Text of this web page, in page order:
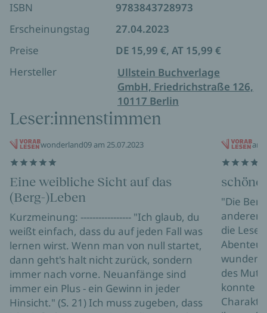
gern ordentlich Höhenmeter sammelt und dem
Reiz der hohen Berge verfallen ist. Die
Bergfreundinnen nehmen ihre Leserinnen und
Leser mit auf ihre Touren, treffen starke und
inspirierende Bergfrauen, setzen sich mit all den
spannenden Themen auseinander, die das Leben
mit den Bergen bietet und haben dazu eine Menge
Tipps auf Lager.
ISBN
9783843728973
Erscheinungstag
27.04.2023
Preise
DE 15,99 €, AT 15,99 €
Hersteller
Ullstein Buchverlage
GmbH, Friedrichstraße 126,
10117 Berlin
Leser:innenstimmen
wonderland09 am 25.07.2023
Eine weibliche Sicht auf das
(Berg-)Leben
Kurzmeinung: ----------------- "Ich glaub, du
weißt einfach, dass du auf jeden Fall was
lernen wirst. Wenn man von null startet,
dann geht's halt nicht zurück, sondern
immer nach vorne. Neuanfänge sind
immer ein Plus - ein Gewinn in jeder
Hinsicht." (S. 21) Ich muss zugeben, dass
"Die
anderen
die
des
konnte